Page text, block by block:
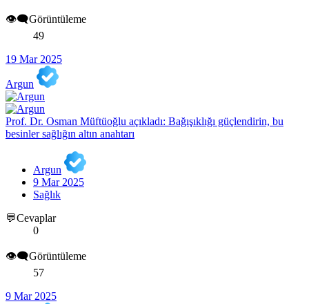
👁️‍🗨️Görüntüleme
49
19 Mar 2025
Argun
Prof. Dr. Osman Müftüoğlu açıkladı: Bağışıklığı güçlendirin, bu
besinler sağlığın altın anahtarı
Argun
9 Mar 2025
Sağlık
💬Cevaplar
0
👁️‍🗨️Görüntüleme
57
9 Mar 2025